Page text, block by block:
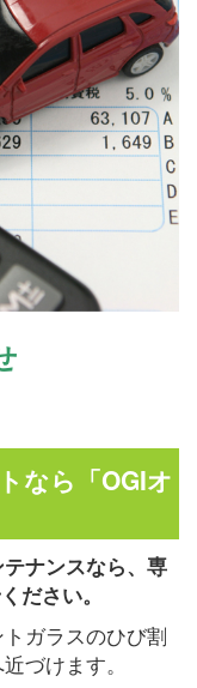
なら「OGIオ
ナンスなら、専
ださい。
ガラスのひび割
づけます。